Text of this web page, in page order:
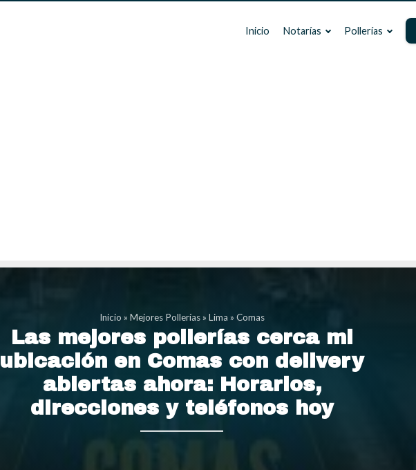
Inicio Notarías Pollerías
Inicio » Mejores Pollerías» Lima » Comas
Las mejores pollerías cerca mi
ubicación en Comas con delivery
abiertas ahora: Horarios,
direcciones y teléfonos hoy